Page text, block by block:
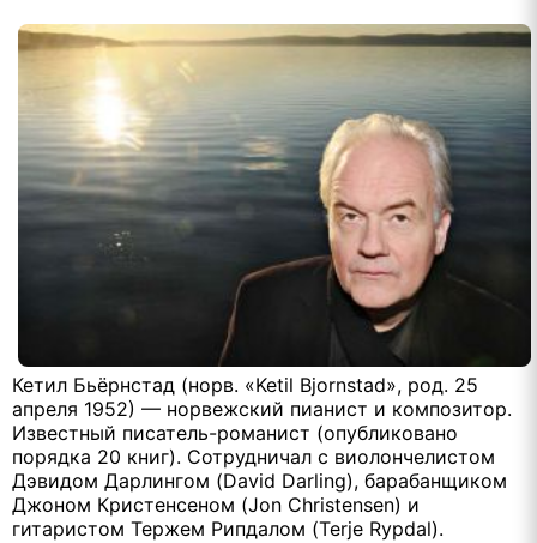
Кетил Бьёрнстад (норв. «Ketil Bjornstad», род. 25
апреля 1952) — норвежский пианист и композитор.
Известный писатель-романист (опубликовано
порядка 20 книг). Сотрудничал с виолончелистом
Дэвидом Дарлингом (David Darling), барабанщиком
Джоном Кристенсеном (Jon Christensen) и
гитаристом Тержем Рипдалом (Terje Rypdal).